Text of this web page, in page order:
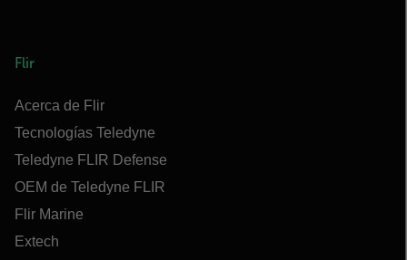
Flir
Acerca de Flir
Tecnologías Teledyne
Teledyne FLIR Defense
OEM de Teledyne FLIR
Flir Marine
Extech